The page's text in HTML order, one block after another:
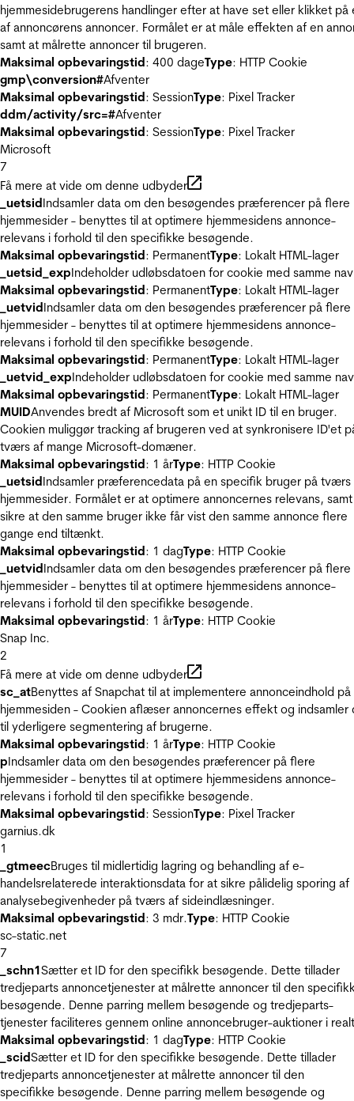
hjemmesidebrugerens handlinger efter at have set eller klikket på
af annoncørens annoncer. Formålet er at måle effekten af en
samt at målrette annoncer til brugeren.
Maksimal opbevaringstid: 400 dageType: HTTP Cookie
gmp\conversion#Afventer
Maksimal opbevaringstid: SessionType: Pixel Tracker
ddm/activity/src=#Afventer
Maksimal opbevaringstid: SessionType: Pixel Tracker
Microsoft
7
Få mere at vide om denne udbyder
_uetsidIndsamler data om den besøgendes præferencer på flere
hjemmesider - benyttes til at optimere hjemmesidens annonce-
relevans i forhold til den specifikke besøgende.
Maksimal opbevaringstid: PermanentType: Lokalt HTML-lager
_uetsid_expIndeholder udløbsdatoen for cookie med samme
Maksimal opbevaringstid: PermanentType: Lokalt HTML-lager
_uetvidIndsamler data om den besøgendes præferencer på flere
hjemmesider - benyttes til at optimere hjemmesidens annonce-
relevans i forhold til den specifikke besøgende.
Maksimal opbevaringstid: PermanentType: Lokalt HTML-lager
_uetvid_expIndeholder udløbsdatoen for cookie med samme
Maksimal opbevaringstid: PermanentType: Lokalt HTML-lager
MUIDAnvendes bredt af Microsoft som et unikt ID til en bruger.
Cookien muliggør tracking af brugeren ved at synkronisere ID'et
tværs af mange Microsoft-domæner.
Maksimal opbevaringstid: 1 årType: HTTP Cookie
_uetsidIndsamler præferencedata på en specifik bruger på tværs
hjemmesider. Formålet er at optimere annoncernes relevans, samt
sikre at den samme bruger ikke får vist den samme annonce flere
gange end tiltænkt.
Maksimal opbevaringstid: 1 dagType: HTTP Cookie
_uetvidIndsamler data om den besøgendes præferencer på flere
hjemmesider - benyttes til at optimere hjemmesidens annonce-
relevans i forhold til den specifikke besøgende.
Maksimal opbevaringstid: 1 årType: HTTP Cookie
Snap Inc.
2
Få mere at vide om denne udbyder
sc_atBenyttes af Snapchat til at implementere annonceindhold på
hjemmesiden - Cookien aflæser annoncernes effekt og indsamler
til yderligere segmentering af brugerne.
Maksimal opbevaringstid: 1 årType: HTTP Cookie
pIndsamler data om den besøgendes præferencer på flere
hjemmesider - benyttes til at optimere hjemmesidens annonce-
relevans i forhold til den specifikke besøgende.
Maksimal opbevaringstid: SessionType: Pixel Tracker
garnius.dk
1
_gtmeecBruges til midlertidig lagring og behandling af e-
handelsrelaterede interaktionsdata for at sikre pålidelig sporing af
analysebegivenheder på tværs af sideindlæsninger.
Maksimal opbevaringstid: 3 mdr.Type: HTTP Cookie
sc-static.net
7
_schn1Sætter et ID for den specifikk besøgende. Dette tillader
tredjeparts annoncetjenester at målrette annoncer til den
besøgende. Denne parring mellem besøgende og tredjeparts-
tjenester faciliteres gennem online annoncebruger-auktioner i
Maksimal opbevaringstid: 1 dagType: HTTP Cookie
_scidSætter et ID for den specifikke besøgende. Dette tillader
tredjeparts annoncetjenester at målrette annoncer til den
specifikke besøgende. Denne parring mellem besøgende og